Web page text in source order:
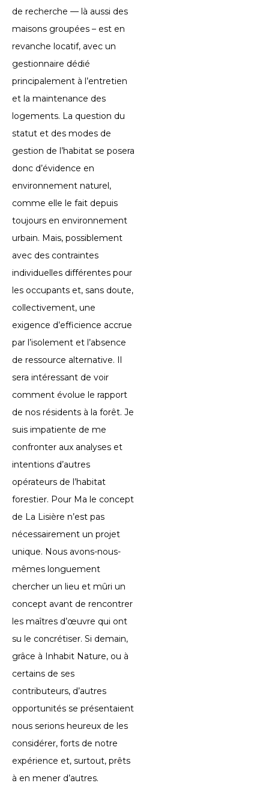
de recherche — là aussi des
maisons groupées – est en
revanche locatif, avec un
gestionnaire dédié
principalement à l’entretien
et la maintenance des
logements. La question du
statut et des modes de
gestion de l’habitat se posera
donc d’évidence en
environnement naturel,
comme elle le fait depuis
toujours en environnement
urbain. Mais, possiblement
avec des contraintes
individuelles différentes pour
les occupants et, sans doute,
collectivement, une
exigence d’efficience accrue
par l’isolement et l’absence
de ressource alternative. Il
sera intéressant de voir
comment évolue le rapport
de nos résidents à la forêt. Je
suis impatiente de me
confronter aux analyses et
intentions d’autres
opérateurs de l’habitat
forestier. Pour Ma le concept
de La Lisière n’est pas
nécessairement un projet
unique. Nous avons-nous-
mêmes longuement
chercher un lieu et mûri un
concept avant de rencontrer
les maîtres d’œuvre qui ont
su le concrétiser. Si demain,
grâce à Inhabit Nature, ou à
certains de ses
contributeurs, d’autres
opportunités se présentaient
nous serions heureux de les
considérer, forts de notre
expérience et, surtout, prêts
à en mener d’autres.